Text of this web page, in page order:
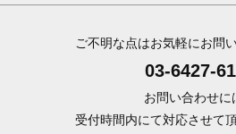
ご不明な点はお気軽にお問
03-6427-
お問い合わせに
受付時間内にて対応させて